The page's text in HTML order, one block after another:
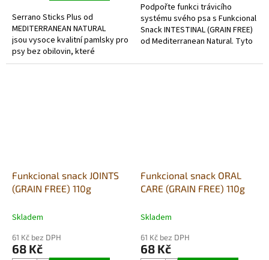
Serrano Sticks Plus od
MEDITERRANEAN NATURAL
jsou vysoce kvalitní pamlsky pro
psy bez obilovin, které
kombinují výživu s relaxačními
hvězdiček.
Podpořte funkci trávicího
systému svého psa s Funkcional
Snack INTESTINAL (GRAIN FREE)
od Mediterranean Natural. Tyto
navrženy tak, aby...
Funkcional snack JOINTS
(GRAIN FREE) 110g
Skladem
61 Kč bez DPH
68 Kč
Funkcional snack ORAL
CARE (GRAIN FREE) 110g
Skladem
61 Kč bez DPH
68 Kč